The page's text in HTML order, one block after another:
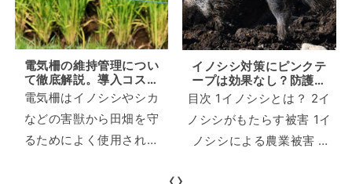
電気柵の維持管理につい
て徹底解説。導入コスト
を抑えるポイントも紹
介！
電気柵はイノシシやシカ
などの害獣から田畑を守
るためによく使用されま
イノシシ対策にピンクテ
ープは効果なし？防護柵
や電気柵で確実な対策を
目次 1イノシシとは？ 2イ
ノシシがもたらす被害 1イ
ノシシによる農業被害 2